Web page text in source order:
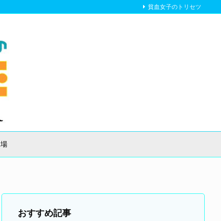
貧血女子のトリセツ
おすすめ記事